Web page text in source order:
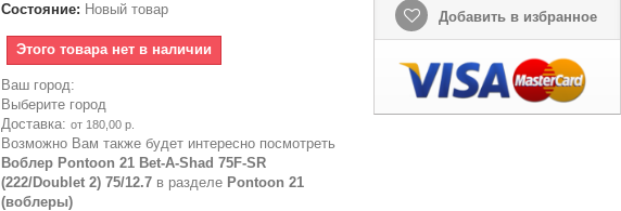
Состояние: Новый товар
Этого товара нет в наличии
Ваш город:
Выберите город
Доставка: от 180,00 р.
Возможно Вам также будет интересно посмотреть
Воблер Pontoon 21 Bet-A-Shad 75F-SR
(222/Doublet 2) 75/12.7в разделе Pontoon 21
(воблеры)
Добавить в избранное